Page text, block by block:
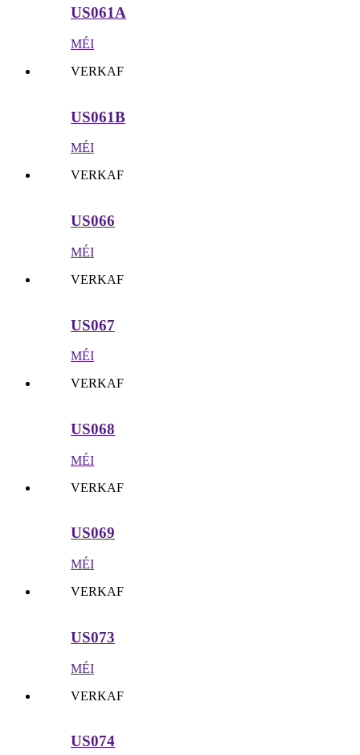
US061A
MÉI
VERKAF
US061B
MÉI
VERKAF
US066
MÉI
VERKAF
US067
MÉI
VERKAF
US068
MÉI
VERKAF
US069
MÉI
VERKAF
US073
MÉI
VERKAF
US074